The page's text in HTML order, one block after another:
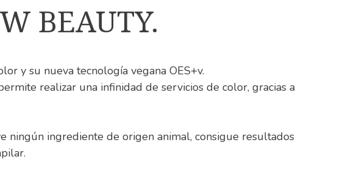
BEAUTY.
y su nueva tecnología vegana OES+v.
realizar una infinidad de servicios de color, gracias a
ingrediente de origen animal, consigue resultados